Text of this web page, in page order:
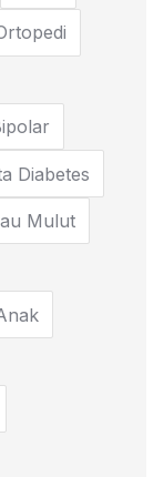
Diabetes
Mulut